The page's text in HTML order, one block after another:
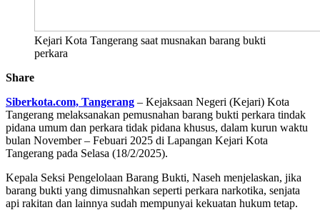
Kejari Kota Tangerang saat musnakan barang bukti
perkara
Share
Siberkota.com, Tangerang – Kejaksaan Negeri (Kejari) Kota
Tangerang melaksanakan pemusnahan barang bukti perkara tindak
pidana umum dan perkara tidak pidana khusus, dalam kurun waktu
bulan November – Febuari 2025 di Lapangan Kejari Kota
Tangerang pada Selasa (18/2/2025).
Kepala Seksi Pengelolaan Barang Bukti, Naseh menjelaskan, jika
barang bukti yang dimusnahkan seperti perkara narkotika, senjata
api rakitan dan lainnya sudah mempunyai kekuatan hukum tetap.